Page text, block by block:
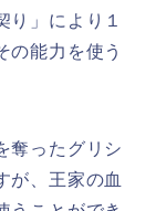
」により１
の能力を使う
奪ったグリシ
が、王家の血